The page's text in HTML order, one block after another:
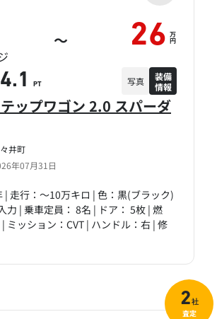
井町
年07月31日
ップワゴン 2.0 スパーダ
| 走行：～10万キロ | 色：黒(ブラック)
力 | 乗車定員： 8名 | ドア： 5枚 | 燃
ミッション：CVT | ハンドル：右 | 修
～ 26 万
円
4.1 PT 写真
装備
情報
2社
査定